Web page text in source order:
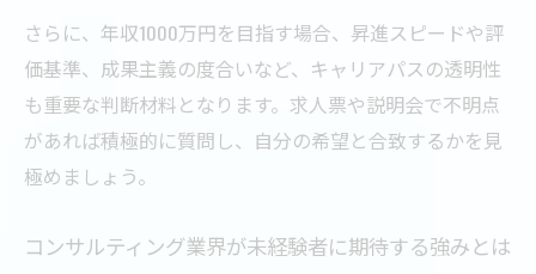
さらに、年収1000万円を目指す場合、昇進スピードや評
価基準、成果主義の度合いなど、キャリアパスの透明性
も重要な判断材料となります。求人票や説明会で不明点
があれば積極的に質問し、自分の希望と合致するかを見
極めましょう。
コンサルティング業界が未経験者に期待する強みとは